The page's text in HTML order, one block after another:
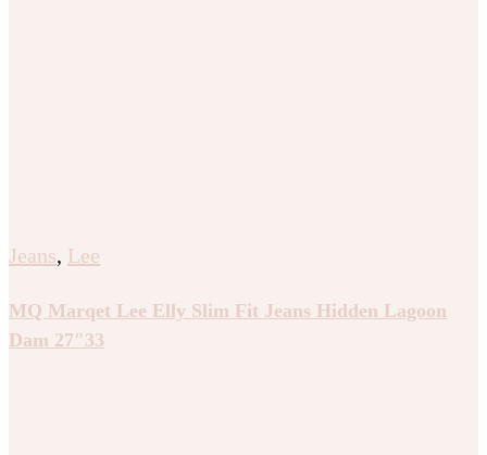
Jeans, Lee
MQ Marqet Lee Elly Slim Fit Jeans Hidden Lagoon
Dam 27″33